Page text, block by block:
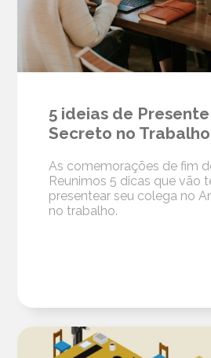
5 ideias de
Secreto no Trabalho
As comemorações de fim
Reunimos 5 dicas que vão
presentear seu colega no
no trabalho.